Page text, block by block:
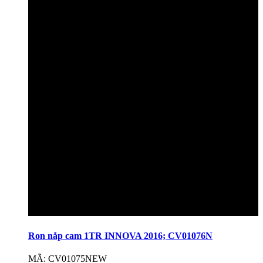
Ron nắp cam 1TR INNOVA 2016; CV01076N
MÃ: CV01075NEW